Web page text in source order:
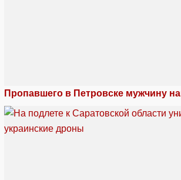
Пропавшего в Петровске мужчину